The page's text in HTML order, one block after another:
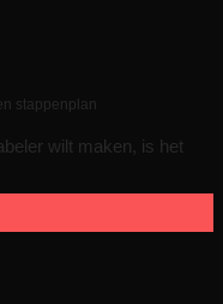
stappenplan
wilt maken, is het